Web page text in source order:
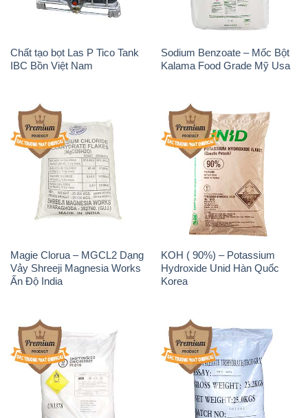
Magie Clorua – MGCL2 Dạng
Vảy Shreeji Magnesia Works
Ấn Độ India
KOH ( 90%) – Potassium
Hydroxide Unid Hàn Quốc
Sodium Percarbonate Dạng
Bột Trung Quốc China
Sodium Acetate – Natri
Acetate Trung Quốc China